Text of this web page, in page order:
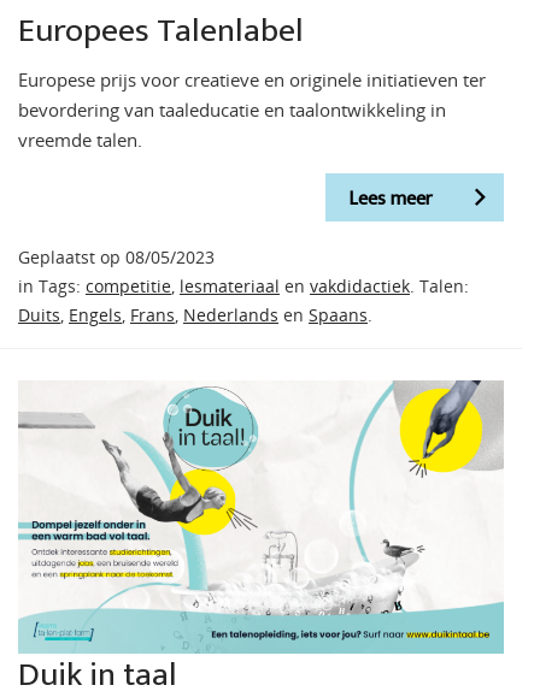
Europees Talenlabel
Europese prijs voor creatieve en originele initiatieven ter
bevordering van taaleducatie en taalontwikkeling in
vreemde talen.
Lees meer
Geplaatst op 08/05/2023
in Tags: competitie, lesmateriaal en vakdidactiek. Talen:
Duits, Engels, Frans, Nederlands en Spaans.
Duik in taal